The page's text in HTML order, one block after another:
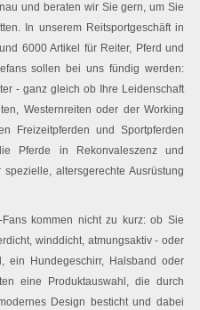
und beraten wir Sie gern, um Sie
In unserem Reitsportgeschäft in
6000 Artikel für Reiter, Pferd und
sollen bei uns fündig werden:
- ganz gleich ob Ihre Leidenschaft
Westernreiten oder der Working
Freizeitpferden und Sportpferden
Pferde in Rekonvaleszenz und
altersgerechte Ausrüstung
kommen nicht zu kurz: ob Sie
winddicht, atmungsaktiv - oder
ein Hundegeschirr, Halsband oder
eine Produktauswahl, die durch
Design besticht und dabei